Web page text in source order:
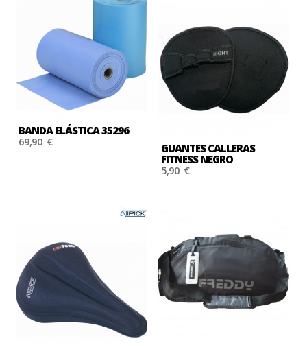
BANDA ELÁSTICA 35296
69,90 €
GUANTES CALLERAS
FITNESS NEGRO
5,90 €